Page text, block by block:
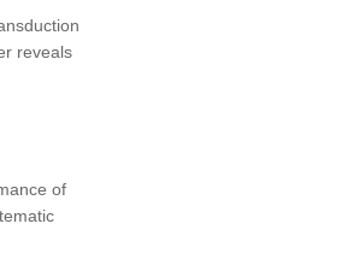
reveals
of